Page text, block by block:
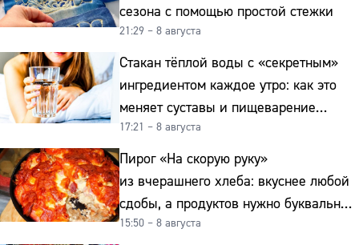
сезона с помощью простой стежки
21:29 – 8 августа
Стакан тёплой воды с «секретным»
ингредиентом каждое утро: как это
меняет суставы и пищеварение
после 50
17:21 – 8 августа
Пирог «На скорую руку»
из вчерашнего хлеба: вкуснее любой
сдобы, а продуктов нужно буквально
копейки
15:50 – 8 августа